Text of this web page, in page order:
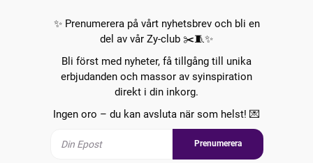
✨ Prenumerera på vårt nyhetsbrev och bli en
del av vår Zy-club ✂️🧵✨
Bli först med nyheter, få tillgång till unika
erbjudanden och massor av syinspiration
direkt i din inkorg.
Ingen oro – du kan avsluta när som helst! 💌
Prenumerera